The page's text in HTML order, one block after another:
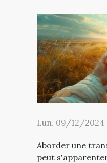
Lun. 09/12/2024
Aborder une
peut